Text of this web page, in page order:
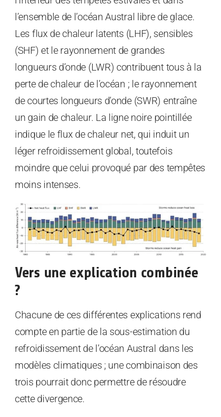
l’ensemble de l’océan Austral libre de glace.
Les flux de chaleur latents (LHF), sensibles
(SHF) et le rayonnement de grandes
longueurs d’onde (LWR) contribuent tous à la
perte de chaleur de l’océan ; le rayonnement
de courtes longueurs d’onde (SWR) entraîne
un gain de chaleur. La ligne noire pointillée
indique le flux de chaleur net, qui induit un
léger refroidissement global, toutefois
moindre que celui provoqué par des tempêtes
moins intenses.
Vers une explication combinée
?
Chacune de ces différentes explications rend
compte en partie de la sous-estimation du
refroidissement de l’océan Austral dans les
modèles climatiques ; une combinaison des
trois pourrait donc permettre de résoudre
cette divergence.